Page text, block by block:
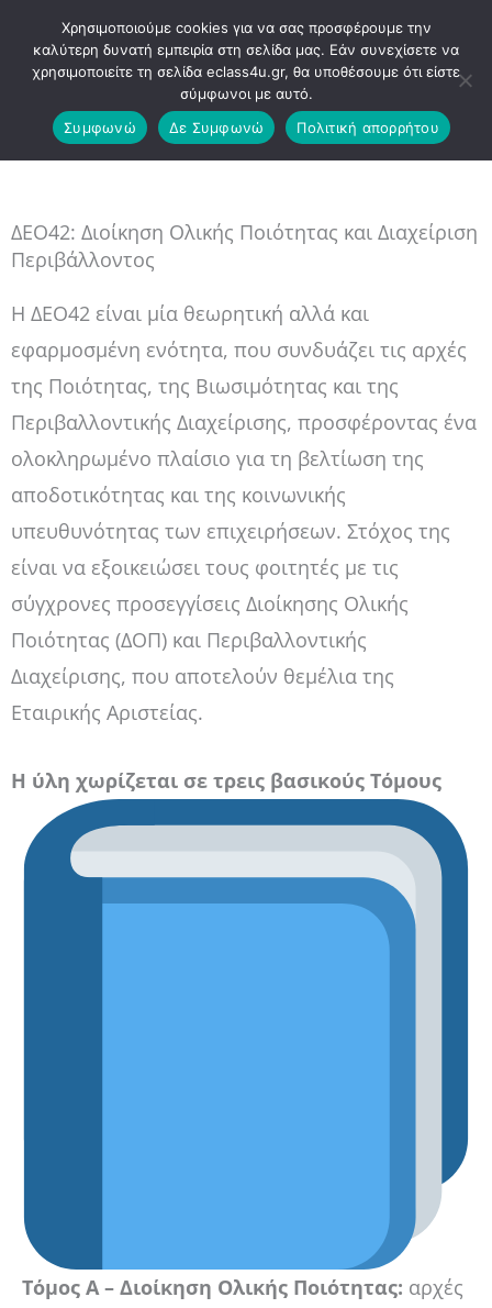
Μετάβαση
περιεχόμενο
ΕΑΠ – Διοίκηση Επιχειρήσεων & Οργανισμών (ΔΕΟ)
ΔΕΟ42: Διοίκηση Ολικής Ποιότητας
ΔΕΟ42: Διοίκηση Ολικής Ποιότητας και Διαχείριση
Περιβάλλοντος
Η ΔΕΟ42 είναι μία θεωρητική αλλά και
εφαρμοσμένη ενότητα, που συνδυάζει τις αρχές
της Ποιότητας, της Βιωσιμότητας και της
Περιβαλλοντικής Διαχείρισης, προσφέροντας ένα
ολοκληρωμένο πλαίσιο για τη βελτίωση της
αποδοτικότητας και της κοινωνικής
υπευθυνότητας των επιχειρήσεων. Στόχος της
είναι να εξοικειώσει τους φοιτητές με τις
σύγχρονες προσεγγίσεις Διοίκησης Ολικής
Ποιότητας (ΔΟΠ) και Περιβαλλοντικής
Διαχείρισης, που αποτελούν θεμέλια της
Εταιρικής Αριστείας.
Η ύλη χωρίζεται σε τρεις βασικούς Τόμους
Τόμος Α – Διοίκηση Ολικής Ποιότητας: αρχές
Χρησιμοποιούμε cookies για να σας προσφέρουμε την
καλύτερη δυνατή εμπειρία στη σελίδα μας. Εάν συνεχίσετε να
χρησιμοποιείτε τη σελίδα eclass4u.gr, θα υποθέσουμε ότι είστε
σύμφωνοι με αυτό.
Συμφωνώ
Δε Συμφωνώ Πολιτική απορρήτου